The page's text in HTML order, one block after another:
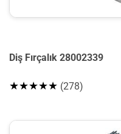
Diş Fırçalık 28002339
★★★★★ (278)